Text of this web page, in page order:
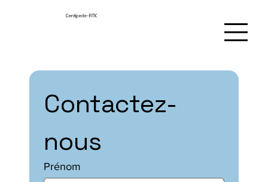
Centipede-RTK
Contactez-
nous
Prénom